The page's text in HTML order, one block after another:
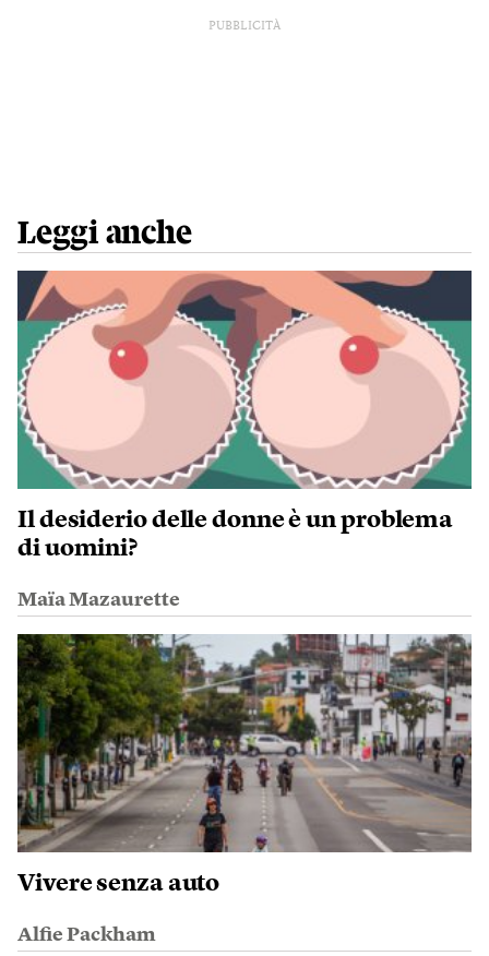
PUBBLICITÀ
Leggi anche
Il desiderio delle donne è un problema
di uomini?
Maïa Mazaurette
Vivere senza auto
Alfie Packham